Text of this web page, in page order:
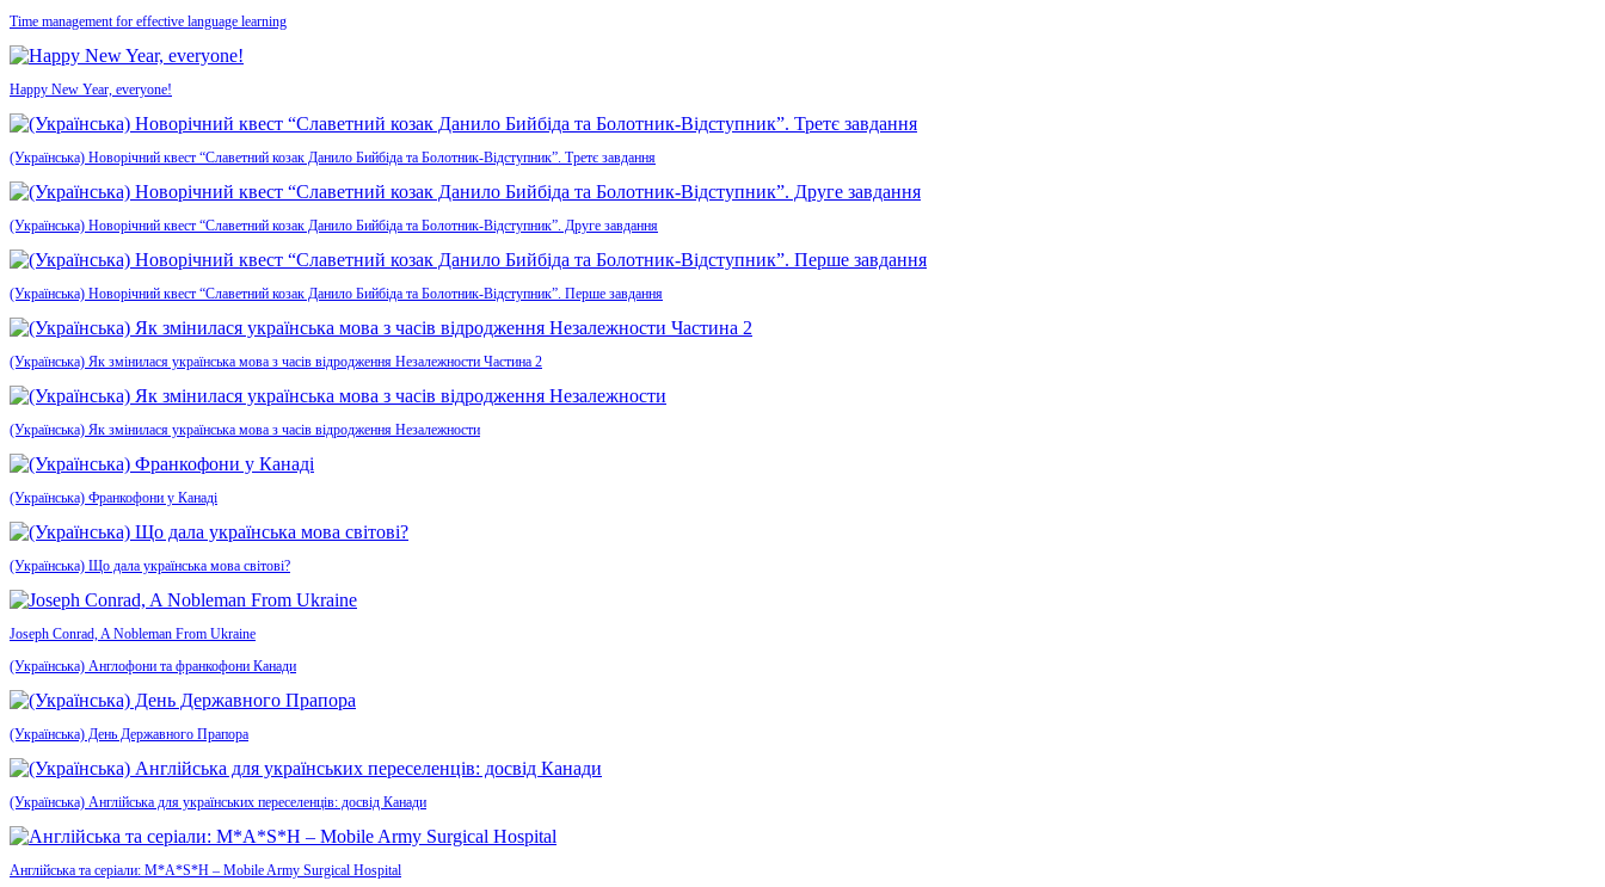
Time management for effective language learning
Happy New Year, everyone!
(Українська) Новорічний квест “Славетний козак Данило Бийбіда та Болотник-Відступник”. Третє завдання
(Українська) Новорічний квест “Славетний козак Данило Бийбіда та Болотник-Відступник”. Друге завдання
(Українська) Новорічний квест “Славетний козак Данило Бийбіда та Болотник-Відступник”. Перше завдання
(Українська) Як змінилася українська мова з часів відродження Незалежности Частина 2
(Українська) Як змінилася українська мова з часів відродження Незалежности
(Українська) Франкофони у Канаді
(Українська) Що дала українська мова світові?
Joseph Conrad, A Nobleman From Ukraine
(Українська) Англофони та франкофони Канади
(Українська) День Державного Прапора
(Українська) Англійська для українських переселенців: досвід Канади
Англійська та серіали: M*A*S*H – Mobile Army Surgical Hospital